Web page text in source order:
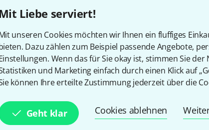
Mit Liebe serviert!
unseren Cookies möchten wir Ihnen ein fluffiges
Dazu zählen zum Beispiel passende Angebote,
Wenn das für Sie okay ist, stimmen Sie
und Marketing einfach durch einen Klick auf
können Ihre erteilte Zustimmung jederzeit über die
Geht klar Cookies ablehnen
Case
60x50x50cm ist ein stabiles Zubehör-Case, mit dem
und lagern lässt. Dadurch, dass es in zahlreichen